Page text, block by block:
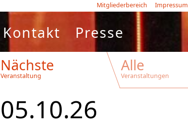
Mitgliederbereich Impressum
Nächste
Veranstaltung
Alle
Veranstaltungen
05.10.26
Kontakt Presse